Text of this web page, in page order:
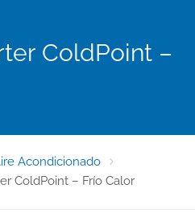
ColdPoint –
Acondicionado
ColdPoint – Frío Calor